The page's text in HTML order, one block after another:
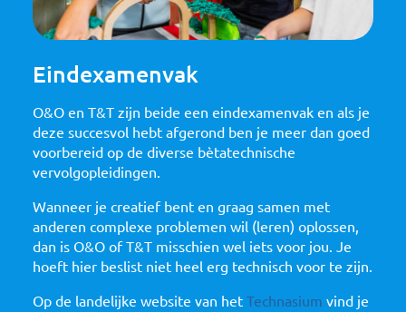
Eindexamenvak
O&O en T&T zijn beide een eindexamenvak en als je
deze succesvol hebt afgerond ben je meer dan goed
voorbereid op de diverse bètatechnische
vervolgopleidingen.
Wanneer je creatief bent en graag samen met
anderen complexe problemen wil (leren) oplossen,
dan is O&O of T&T misschien wel iets voor jou. Je
hoeft hier beslist niet heel erg technisch voor te zijn.
Op de landelijke website van het Technasium vind je